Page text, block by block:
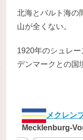
北海とバルト海の
山が全くない。
1920年のシュレ
デンマークとの国
メクレン
Mecklenburg-